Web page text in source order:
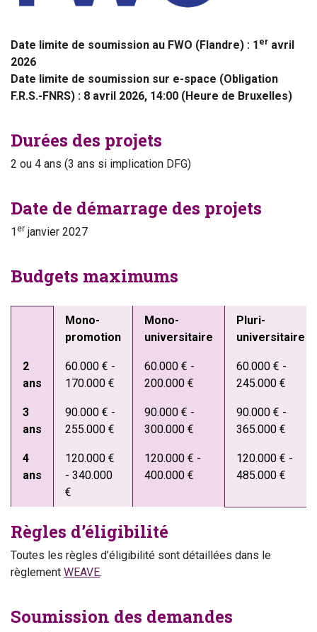
Date limite de soumission au FWO (Flandre) : 1 er avril
2026
Date limite de soumission sur e-space (Obligation
F.R.S.-FNRS) : 8 avril 2026, 14:00 (Heure de Bruxelles)
Durées des projets
2 ou 4 ans (3 ans si implication DFG)
Date de démarrage des projets
1 er janvier 2027
Budgets maximums
Mono-
promotion
Mono-
universitaire
Pluri-
universitaire
2
ans
60.000 € -
170.000 €
60.000 € -
200.000 €
60.000 € -
245.000 €
3
ans
90.000 € -
255.000 €
90.000 € -
300.000 €
90.000 € -
365.000 €
4
ans
120.000 €
- 340.000
€
120.000 € -
400.000 €
120.000 € -
485.000 €
Règles d’éligibilité
Toutes les règles d’éligibilité sont détaillées dans le
règlement WEAVE.
Soumission des demandes